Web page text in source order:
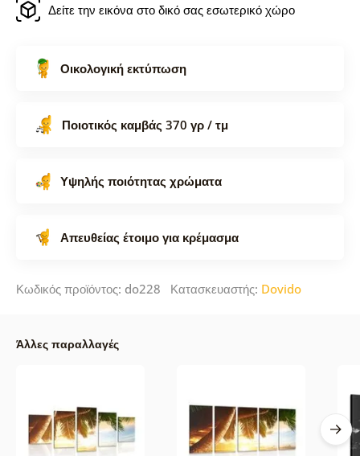
Δείτε την εικόνα στο δικό σας εσωτερικό χώρο
Οικολογική εκτύπωση
Ποιοτικός καμβάς 370 γρ / τμ
Υψηλής ποιότητας χρώματα
Απευθείας έτοιμο για κρέμασμα
Κωδικός προϊόντος: do228 Κατασκευαστής: Dovido
Άλλες παραλλαγές